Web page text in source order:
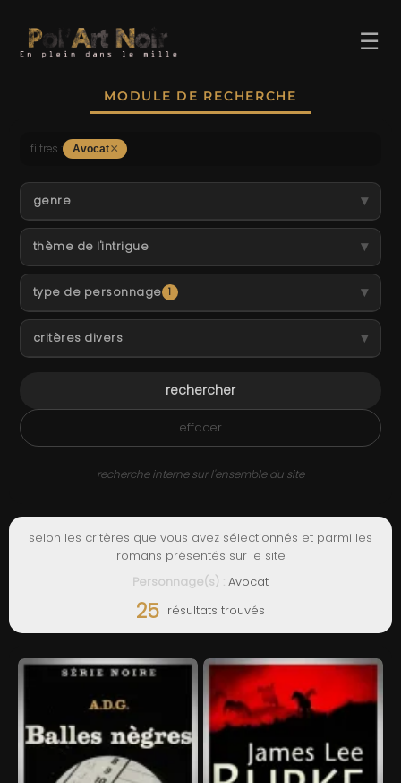
☰
ACCUEIL
TROMBINO
INDEX
RECHERCHE
BLOG
LIENS & FESTIVALS
ADMIN
MODULE DE RECHERCHE
filtres : Avocat×
genre ▾
thème de l'intrigue ▾
type de personnage 1 ▾
critères divers ▾
effacer
recherche interne sur l'ensemble du site
selon les critères que vous avez sélectionnés et parmi les
romans présentés sur le site
Personnage(s) : Avocat
25 résultats trouvés